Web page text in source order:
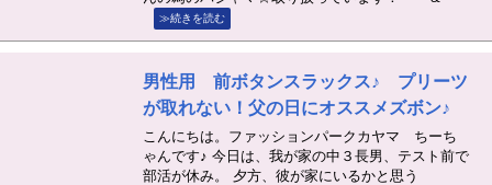
≫続きを読む
男性用 前ボタンスラックス♪ プリーツ
が取れない！父の日にオススメズボン♪
こんにちは。ファッションパークカヤマ ちーち
ゃんです♪ 今日は、我が家の中３長男、テスト前で
部活が休み。 夕方、彼が家にいるかと思う